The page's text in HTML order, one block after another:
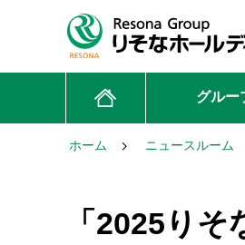
グルー
ホーム ニュースルーム
「2025り